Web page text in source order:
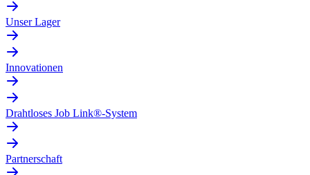
Unser Lager
Innovationen
Drahtloses Job Link®-System
Partnerschaft